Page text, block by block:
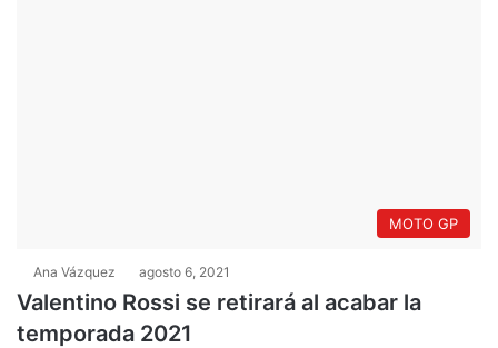
MOTO GP
Ana Vázquez agosto 6, 2021
Valentino Rossi se retirará al acabar la
temporada 2021